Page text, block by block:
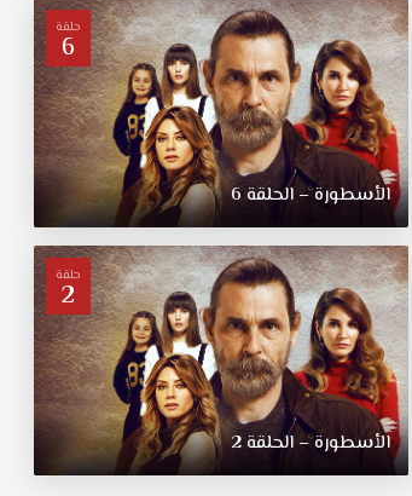
حلقة
6
الأسطورة – الحلقة 6
حلقة
2
الأسطورة – الحلقة 2